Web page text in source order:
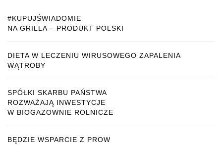
#KUPUJŚWIADOMIE
NA GRILLA – PRODUKT POLSKI
DIETA W LECZENIU WIRUSOWEGO ZAPALENIA
WĄTROBY
SPÓŁKI SKARBU PAŃSTWA
ROZWAŻAJĄ INWESTYCJE
W BIOGAZOWNIE ROLNICZE
BĘDZIE WSPARCIE Z PROW